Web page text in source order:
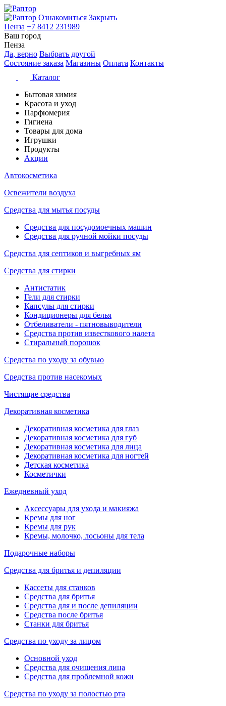
Ознакомиться Закрыть
Пенза +7 8412 231989
Ваш город
Пенза
Да, верно Выбрать другой
Состояние заказа Магазины Оплата Контакты
Каталог
Бытовая химия
Красота и уход
Парфюмерия
Гигиена
Товары для дома
Игрушки
Продукты
Акции
Автокосметика
Освежители воздуха
Средства для мытья посуды
Средства для посудомоечных машин
Средства для ручной мойки посуды
Средства для септиков и выгребных ям
Средства для стирки
Антистатик
Гели для стирки
Капсулы для стирки
Кондиционеры для белья
Отбеливатели - пятновыводители
Средства против известкового налета
Стиральный порошок
Средства по уходу за обувью
Средства против насекомых
Чистящие средства
Декоративная косметика
Декоративная косметика для глаз
Декоративная косметика для губ
Декоративная косметика для лица
Декоративная косметика для ногтей
Детская косметика
Косметички
Ежедневный уход
Аксессуары для ухода и макияжа
Кремы для ног
Кремы для рук
Кремы, молочко, лосьоны для тела
Подарочные наборы
Средства для бритья и депиляции
Кассеты для станков
Средства для бритья
Средства для и после депиляции
Средства после бритья
Станки для бритья
Средства по уходу за лицом
Основной уход
Средства для очищения лица
Средства для проблемной кожи
Средства по уходу за полостью рта